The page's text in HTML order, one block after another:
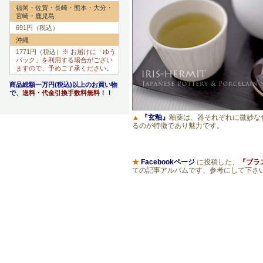
▲ 『玄釉』 釉薬は、器それぞれに微妙
るのが特徴であり魅力です。
★ Facebookページ に投稿した、
『ブ
ての記事アルバムです、参考にして下さ
福岡・佐賀・長崎・熊本・大分・
宮崎・鹿児島
691円（税込）
沖縄
1771円（税込） ※ お届けに「ゆう
パック」を利用する場合がござい
ますので、予めご了承ください。
商品総額一万円(税込)以上のお買い物
で、 送料・代金引換手数料無料 ！！